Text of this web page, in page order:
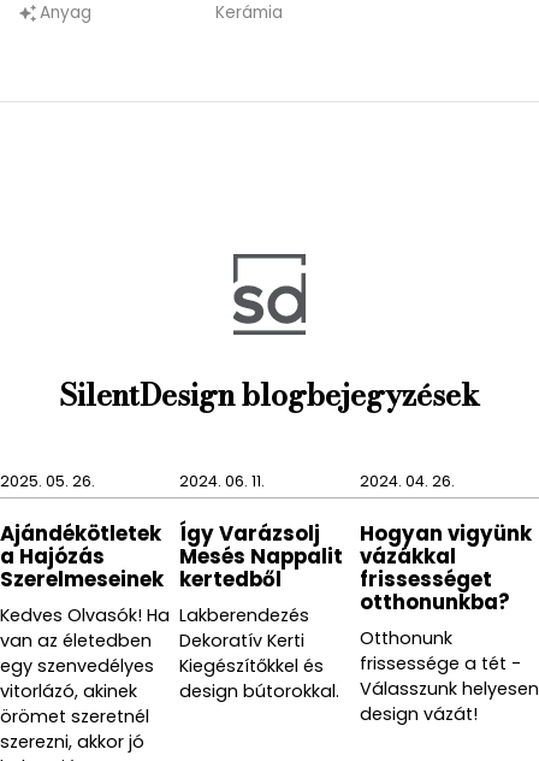
Mosogatógépben és mikrohullámú sütőben is
A német BLOMUS gyártó luxus lakberendezési
funkció és design harmóniát alkot.
Paraméterek: átmérő 5,5 cm - 0,7 ml
auto_awesomeAnyag Kerámia
SilentDesign blogbejegyzések
2025. 05. 26.
Ajándékötletek
a Hajózás
Szerelmeseinek
Kedves Olvasók! Ha
van az életedben
egy szenvedélyes
vitorlázó, akinek
örömet szeretnél
szerezni, akkor jó
2024. 06. 11.
Így Varázsolj
Mesés Nappalit
kertedből
Lakberendezés
Dekoratív Kerti
Kiegészítőkkel és
design bútorokkal.
2024. 04. 26.
Hogyan vigyünk
vázákkal
frissességet
otthonunkba?
Otthonunk
frissessége a tét -
Válasszunk helyesen
design vázát!